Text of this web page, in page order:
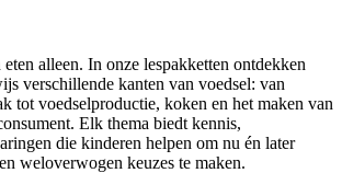
alleen. In onze lespakketten ontdekken
verschillende kanten van voedsel: van
tot voedselproductie, koken en het maken van
Elk thema biedt kennis,
die kinderen helpen om nu én later
weloverwogen keuzes te maken.